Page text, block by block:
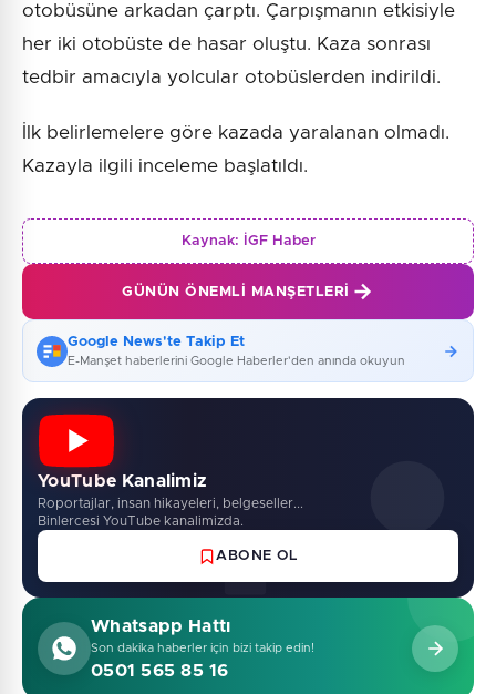
otobüsüne arkadan çarptı. Çarpışmanın etkisiyle
her iki otobüste de hasar oluştu. Kaza sonrası
tedbir amacıyla yolcular otobüslerden indirildi.
İlk belirlemelere göre kazada yaralanan olmadı.
Kazayla ilgili inceleme başlatıldı.
Kaynak: İGF Haber
GÜNÜN ÖNEMLI MANŞETLERI
Google News'te Takip Et
E-Manşet haberlerini Google Haberler'den anında okuyun
YouTube Kanalimiz
Roportajlar, insan hikayeleri, belgeseller...
Binlercesi YouTube kanalimizda.
ABONE OL
Whatsapp Hattı
Son dakika haberler için bizi takip edin!
0501 565 85 16